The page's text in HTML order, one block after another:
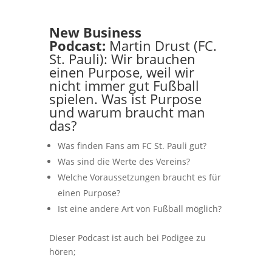
New Business
Podcast: Martin Drust (FC.
St. Pauli): Wir brauchen
einen Purpose, weil wir
nicht immer gut Fußball
spielen. Was ist Purpose
und warum braucht man
das?
Was finden Fans am FC St. Pauli gut?
Was sind die Werte des Vereins?
Welche Voraussetzungen braucht es für
einen Purpose?
Ist eine andere Art von Fußball möglich?
Dieser Podcast ist auch bei Podigee zu
hören;